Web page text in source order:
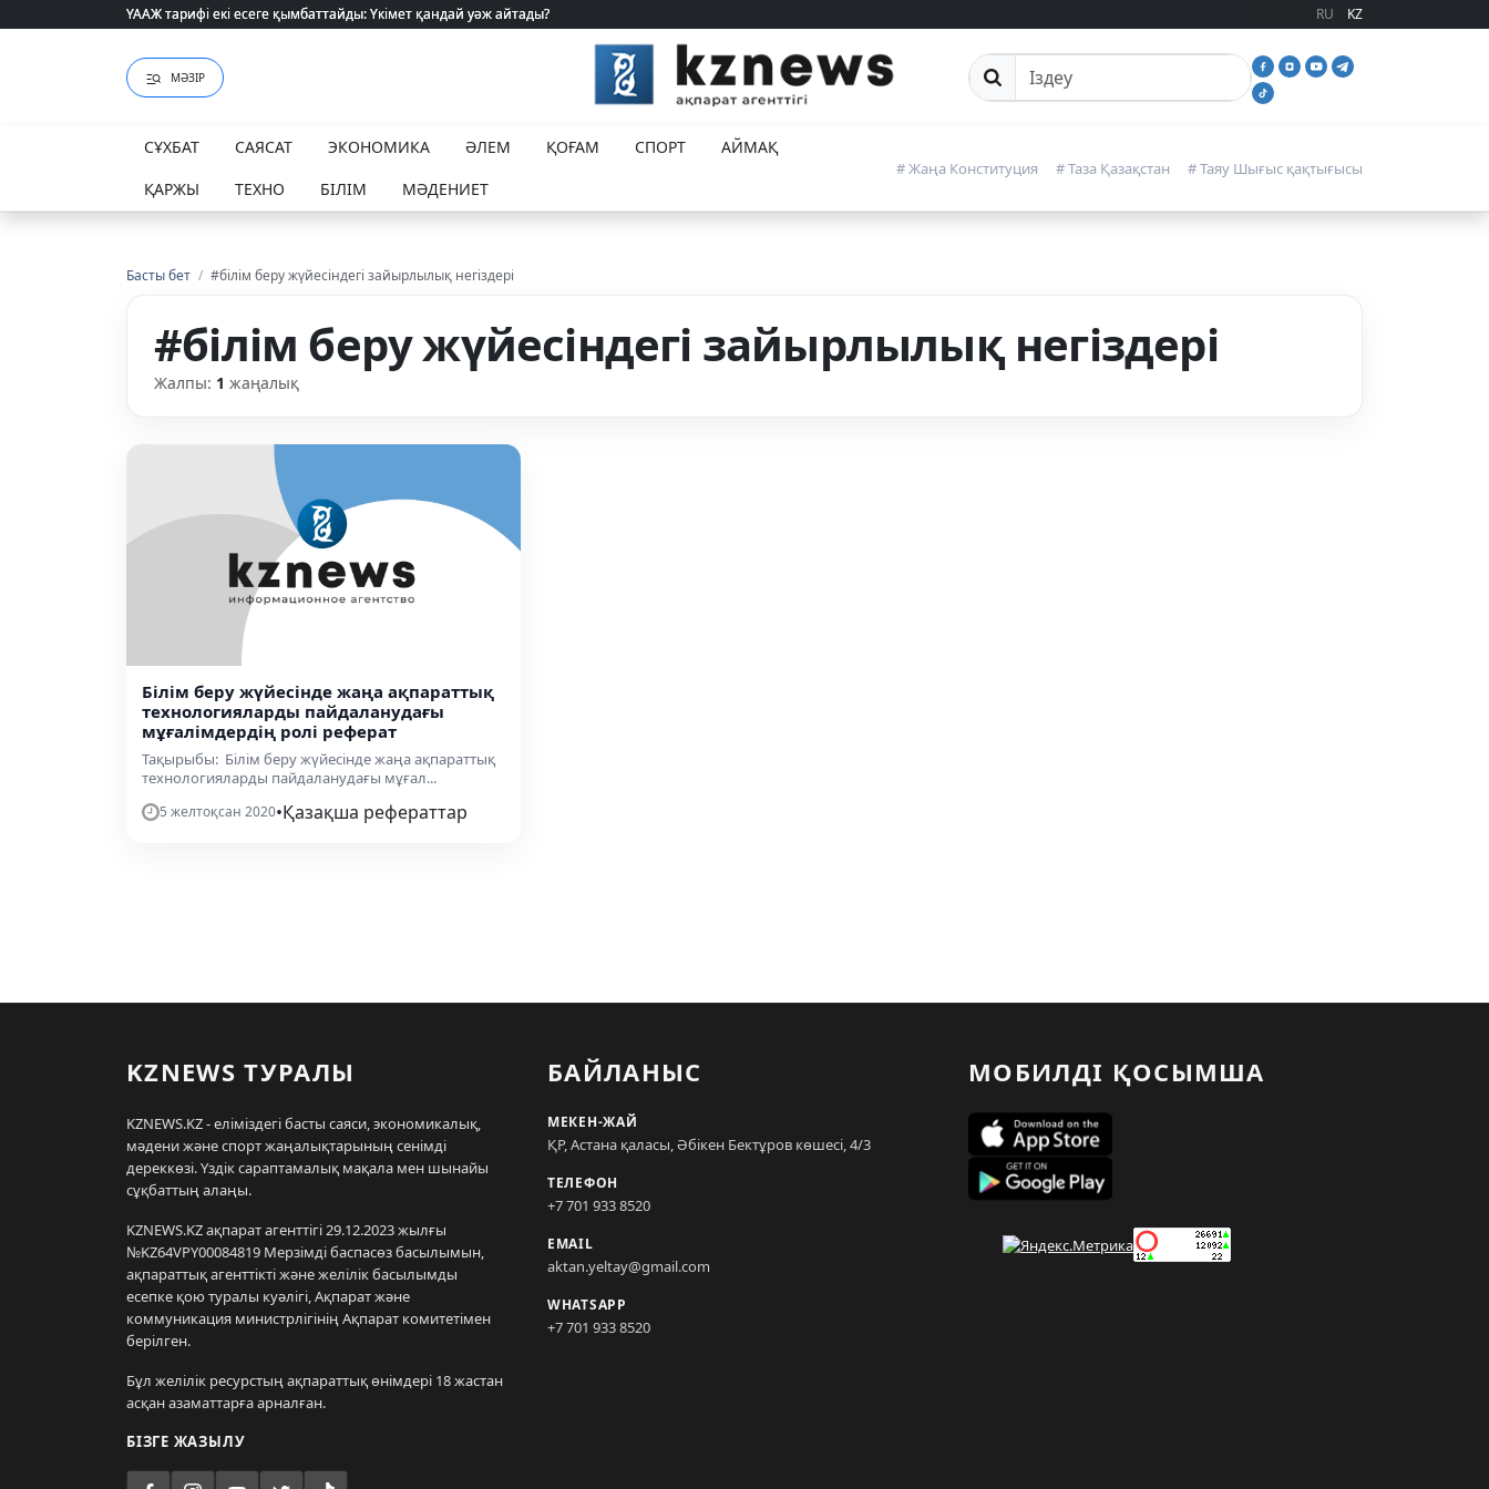
ҮААЖ тарифі екі есеге қымбаттайды: Үкімет қандай уәж айтады?
ҮААЖ тарифі екі есеге қымбаттайды: Үкімет қандай уәж айтады? RU KZ
МӘЗІР Сайттан іздеу
СҰХБАТ САЯСАТ ЭКОНОМИКА ӘЛЕМ ҚОҒАМ СПОРТ
АЙМАҚ
ҚАРЖЫ
ТЕХНО БІЛІМ МӘДЕНИЕТ
# Жаңа Конституция # Таза Қазақстан # Таяу Шығыс қақтығысы
Басты бет / #білім беру жүйесіндегі зайырлылық негіздері
#білім беру жүйесіндегі зайырлылық негіздері
Жалпы: 1 жаңалық
Білім беру жүйесінде жаңа ақпараттық
технологияларды пайдаланудағы
мұғалімдердің ролі реферат
Тақырыбы: Білім беру жүйесінде жаңа ақпараттық
технологияларды пайдаланудағы мұғал...
5 желтоқсан 2020•Қазақша рефераттар
KZNEWS ТУРАЛЫ
KZNEWS.KZ - еліміздегі басты саяси, экономикалық,
мәдени және спорт жаңалықтарының сенімді
дереккөзі. Үздік сараптамалық мақала мен шынайы
сұқбаттың алаңы.
KZNEWS.KZ ақпарат агенттігі 29.12.2023 жылғы
№KZ64VPY00084819 Мерзімді баспасөз басылымын,
ақпараттық агенттікті және желілік басылымды
есепке қою туралы куәлігі, Ақпарат және
коммуникация министрлігінің Ақпарат комитетімен
берілген.
Бұл желілік ресурстың ақпараттық өнімдері 18 жастан
асқан азаматтарға арналған.
БІЗГЕ ЖАЗЫЛУ
БАЙЛАНЫС
МЕКЕН-ЖАЙ
ҚР, Астана қаласы, Әбікен Бектұров көшесі, 4/3
ТЕЛЕФОН
+7 701 933 8520
EMAIL
aktan.yeltay@gmail.com
WHATSAPP
+7 701 933 8520
МОБИЛДІ ҚОСЫМША